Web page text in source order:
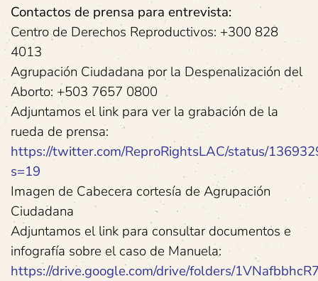
Contactos de prensa para entrevista:
Centro de Derechos Reproductivos: +300 828
4013
Agrupación Ciudadana por la Despenalización del
Aborto: +503 7657 0800
Adjuntamos el link para ver la grabación de la
rueda de prensa:
https://twitter.com/ReproRightsLAC/status/
s=19
Imagen de Cabecera cortesía de Agrupación
Ciudadana
Adjuntamos el link para consultar documentos e
infografía sobre el caso de Manuela:
https://drive.google.com/drive/folders/